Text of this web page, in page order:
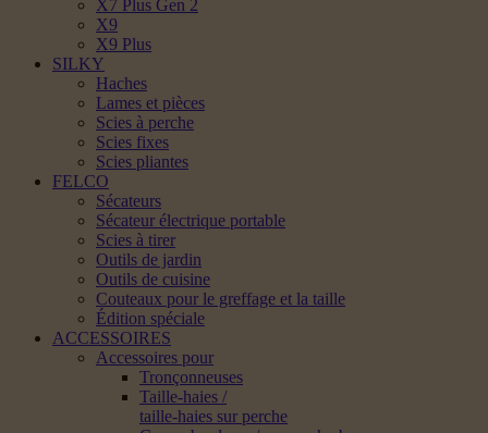
X7 Plus Gen 2
X9
X9 Plus
SILKY
Haches
Lames et pièces
Scies à perche
Scies fixes
Scies pliantes
FELCO
Sécateurs
Sécateur électrique portable
Scies à tirer
Outils de jardin
Outils de cuisine
Couteaux pour le greffage et la taille
Édition spéciale
ACCESSOIRES
Accessoires pour
Tronçonneuses
Taille-haies /
taille-haies sur perche